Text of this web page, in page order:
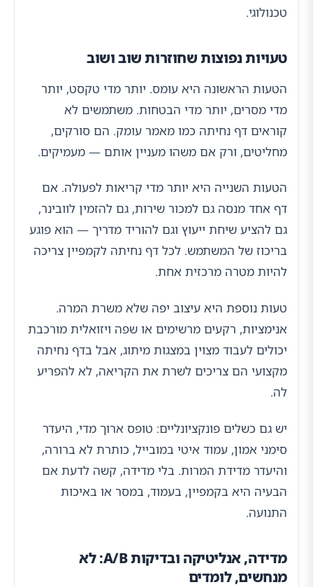
טכנולוגי.
טעויות נפוצות שחוזרות שוב ושוב
הטעות הראשונה היא עומס. יותר מדי טקסט, יותר
מדי מסרים, יותר מדי הבטחות. משתמשים לא
קוראים דף נחיתה כמו מאמר עומק. הם סורקים,
מחליטים, ורק אם משהו מעניין אותם — מעמיקים.
הטעות השנייה היא יותר מדי קריאות לפעולה. אם
דף אחד מנסה גם למכור שירות, גם להזמין לוובינר,
גם להציע שיחת ייעוץ וגם להוריד מדריך — הוא פוגע
בריכוז של המשתמש. לכל דף נחיתה לקמפיין צריכה
להיות מטרה מרכזית אחת.
טעות נוספת היא עיצוב יפה שלא משרת המרה.
אנימציות, רקעים מרשימים או שפה ויזואלית מורכבת
יכולים לעבוד מצוין במצגות מיתוג, אבל בדף נחיתה
מקצועי הם צריכים לשרת את הקריאה, לא להפריע
לה.
יש גם כשלים פונקציונליים: טופס ארוך מדי, היעדר
סימני אמון, עמוד איטי במובייל, כותרת לא ברורה,
והיעדר מדידת המרות. בלי מדידה, קשה לדעת אם
הבעיה היא בקמפיין, בעמוד, במסר או באיכות
התנועה.
מדידה, אנליטיקה ובדיקות A/B: לא
מנחשים, לומדים